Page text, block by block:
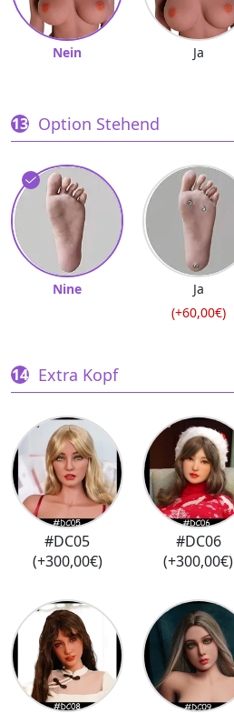
Nein Ja
Option Stehend
Nine
Ja
(+60,00€)
Extra Kopf
#DC05
(+300,00€)
#DC06
(+300,00€)